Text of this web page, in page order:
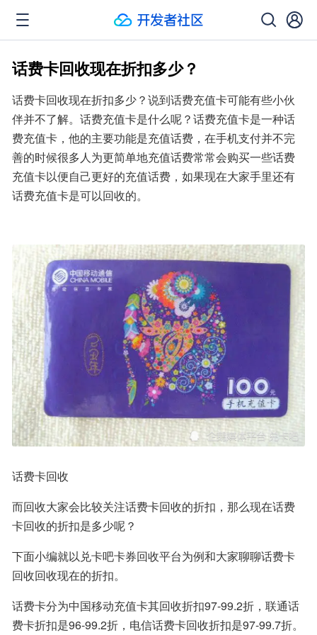
话费卡回收现在折扣多少？
话费卡回收现在折扣多少？说到话费充值卡可能有些小伙
伴并不了解。话费充值卡是什么呢？话费充值卡是一种话
费充值卡，他的主要功能是充值话费，在手机支付并不完
善的时候很多人为更简单地充值话费常常会购买一些话费
充值卡以便自己更好的充值话费，如果现在大家手里还有
话费充值卡是可以回收的。
话费卡回收
而回收大家会比较关注话费卡回收的折扣，那么现在话费
卡回收的折扣是多少呢？
下面小编就以兑卡吧卡券回收平台为例和大家聊聊话费卡
回收回收现在的折扣。
话费卡分为中国移动充值卡其回收折扣97-99.2折，联通话
费卡折扣是96-99.2折，电信话费卡回收折扣是97-99.7折。